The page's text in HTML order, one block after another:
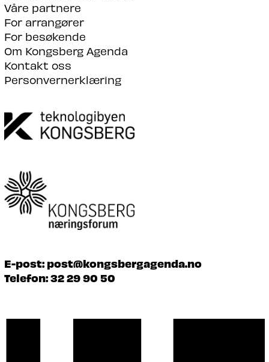
Våre partnere
For arrangører
For besøkende
Om Kongsberg Agenda
Kontakt oss
Personvernerklæring
E-post: post@kongsbergagenda.no
Telefon:32 29 90 50